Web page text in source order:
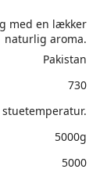
med en lækker
naturlig aroma.
Pakistan
730
stuetemperatur.
5000g
5000